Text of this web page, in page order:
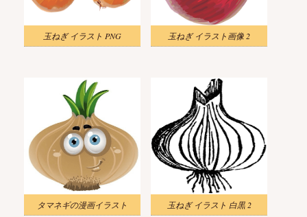
玉ねぎ イラスト PNG 玉ねぎ イラスト画像 2
タマネギの漫画イラスト 玉ねぎ イラスト 白黒 2